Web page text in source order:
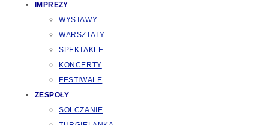
IMPREZY
WYSTAWY
WARSZTATY
SPEKTAKLE
KONCERTY
FESTIWALE
ZESPOŁY
SOLCZANIE